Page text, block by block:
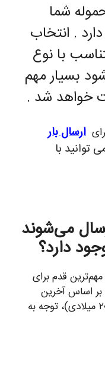
شما
. انتخاب
با نوع
بسیار مهم
خواهد شد .
ارسال بار
توانید با
می‌شوند
دارد؟
قدم برای
بر اساس آخرین
به‌روزرسانی قوانین در سال ۱۴۰۴ (۲۰۲۵ میلادی)، توجه به